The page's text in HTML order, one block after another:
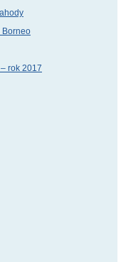
Borneo
rok 2017